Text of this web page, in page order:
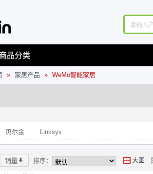
品分类
» 家居产品 » WeMo智能家居
贝尔金 Linksys
销量 * 排序： Y 大图